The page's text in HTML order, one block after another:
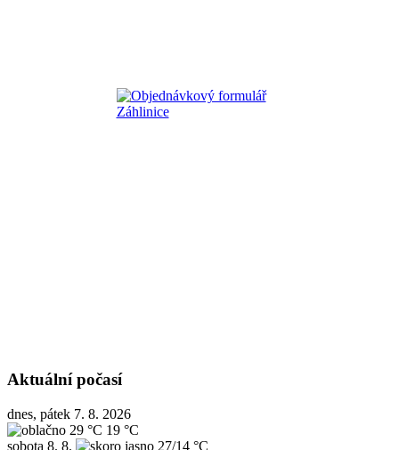
Aktuální počasí
dnes, pátek 7. 8. 2026
29 °C 19 °C
sobota 8. 8.
27/14 °C